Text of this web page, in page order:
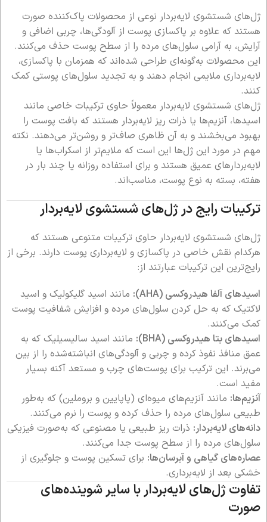
ژل‌های شستشوی لایه‌بردار نوعی از محصولات پاک‌کننده صورت
هستند که علاوه بر پاکسازی پوست از آلودگی‌ها، چربی اضافی و
آرایش، به آرامی سلول‌های مرده را از سطح پوست حذف می‌کنند.
این محصولات به‌گونه‌ای طراحی شده‌اند که همزمان با پاکسازی،
لایه‌برداری ملایمی انجام دهند و به تجدید سلول‌های پوستی کمک
کنند.
ژل‌های شستشوی لایه‌بردار معمولاً حاوی ترکیبات خاصی مانند
اسیدها، آنزیم‌ها یا ذرات ریز لایه‌بردار هستند که بافت پوست را
بهبود می‌بخشند و به آن ظاهری صاف‌تر و روشن‌تر می‌دهند. نکته
مهم در مورد این ژل‌ها این است که ملایم‌تر از اسکراب‌ها یا
لایه‌بردارهای عمیق هستند و برای استفاده روزانه یا چند بار در
هفته، بسته به نوع پوست، مناسب‌اند.
ترکیبات رایج در ژل‌های شستشوی لایه‌بردار
ژل‌های شستشوی لایه‌بردار حاوی ترکیبات متنوعی هستند که
هرکدام نقش خاصی در پاکسازی و لایه‌برداری پوست دارند. برخی از
رایج‌ترین این ترکیبات عبارتند از:
اسیدهای آلفا هیدروکسی (AHA):
مانند اسید گلیکولیک و اسید
لاکتیک که به حل کردن سلول‌های مرده و افزایش شفافیت پوست
کمک می‌کنند.
اسیدهای بتا هیدروکسی (BHA):
مانند اسید سالیسیلیک که به
عمق منافذ نفوذ کرده و چربی و آلودگی‌های انباشته‌شده را از بین
می‌برند. این ترکیب برای پوست‌های چرب و مستعد آکنه بسیار
مفید است.
آنزیم‌ها: مانند آنزیم‌های میوه‌ای (پاپایین و بروملین) که به‌طور
طبیعی سلول‌های مرده را حذف کرده و پوست را نرم می‌کنند.
دانه‌های لایه‌بردار: ذرات ریز طبیعی یا مصنوعی که به‌صورت فیزیکی
سلول‌های مرده را از سطح پوست جدا می‌کنند.
عصاره‌های گیاهی و آبرسان‌ها: برای تسکین پوست و جلوگیری از
خشکی بعد از لایه‌برداری.
تفاوت ژل‌های لایه‌بردار با سایر شوینده‌های
صورت